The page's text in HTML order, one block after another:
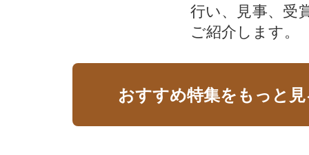
行い、見事、受
ご紹介します。
おすすめ特集をもっと